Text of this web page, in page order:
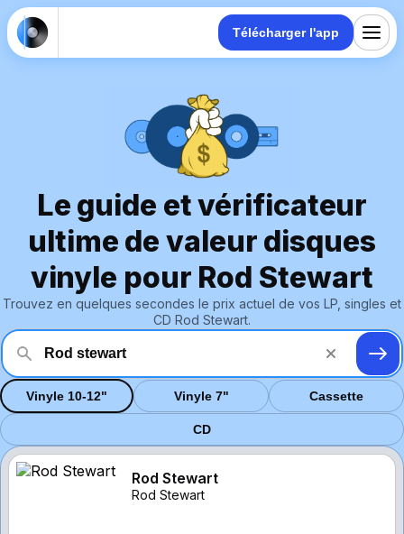
Télécharger l'app
Le guide et vérificateur
ultime de valeur disques
vinyle pour Rod Stewart
Trouvez en quelques secondes le prix actuel de vos LP, singles et
CD Rod Stewart.
Vinyle 10-12" Vinyle 7" Cassette
CD
Rod Stewart
Rod Stewart